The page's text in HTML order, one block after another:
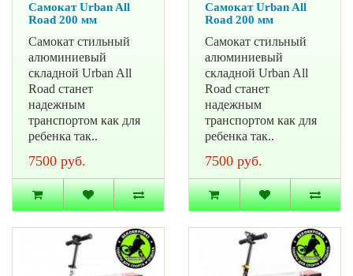
Самокат Urban All
Road 200 мм
Самокат стильный
алюминиевый
складной Urban All
Road станет
надежным
транспортом как для
ребенка так..
7500 руб.
Самокат Urban All
Road 200 мм
Самокат стильный
алюминиевый
складной Urban All
Road станет
надежным
транспортом как для
ребенка так..
7500 руб.